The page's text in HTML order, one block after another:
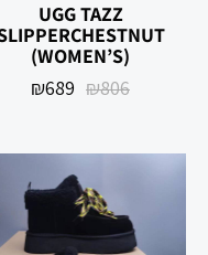
UGG TAZZ
SLIPPERCHESTNUT
(WOMEN’S)
₪806
₪689